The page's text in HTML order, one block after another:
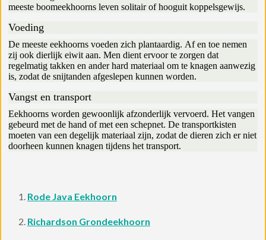
meeste boomeekhoorns leven solitair of hooguit koppelsgewijs.
Voeding
De meeste eekhoorns voeden zich plantaardig. Af en toe nemen
zij ook dierlijk eiwit aan. Men dient ervoor te zorgen dat
regelmatig takken en ander hard materiaal om te knagen aanwezig
is, zodat de snijtanden afgeslepen kunnen worden.
Vangst en transport
Eekhoorns worden gewoonlijk afzonderlijk vervoerd. Het vangen
gebeurd met de hand of met een schepnet. De transportkisten
moeten van een degelijk materiaal zijn, zodat de dieren zich er niet
doorheen kunnen knagen tijdens het transport.
Rode Java Eekhoorn
Richardson Grondeekhoorn